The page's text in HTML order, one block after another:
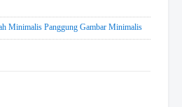
Minimalis Panggung Gambar Minimalis